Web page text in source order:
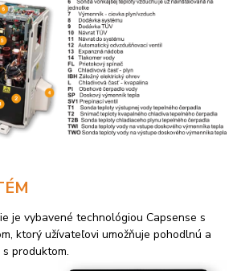
je vybavené technológiou Capsense s
ktorý užívateľovi umožňuje pohodlnú a
produktom.